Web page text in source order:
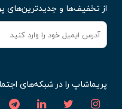
از تخفیف‌ها و جدیدترین‌های
پریماشاپ را در شبکه‌های